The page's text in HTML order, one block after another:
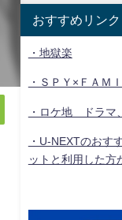
おすすめリンク
・地獄楽
・ＳＰＹ×ＦＡＭ
・ロケ地 ドラマ
・U-NEXTのおす
ットと利用した方